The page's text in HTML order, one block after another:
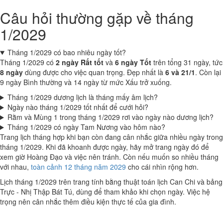
Câu hỏi thường gặp về tháng
1/2029
Tháng 1/2029 có bao nhiêu ngày tốt?
Tháng 1/2029 có 2 ngày Rất tốt và 6 ngày Tốt trên tổng 31 ngày, tức
8 ngày dùng được cho việc quan trọng. Đẹp nhất là 6 và 21/1. Còn lại
9 ngày Bình thường và 14 ngày từ mức Xấu trở xuống.
Tháng 1/2029 dương lịch là tháng mấy âm lịch?
Ngày nào tháng 1/2029 tốt nhất để cưới hỏi?
Rằm và Mùng 1 trong tháng 1/2029 rơi vào ngày nào dương lịch?
Tháng 1/2029 có ngày Tam Nương vào hôm nào?
Trang lịch tháng hợp khi bạn còn đang cân nhắc giữa nhiều ngày trong
tháng 1/2029. Khi đã khoanh được ngày, hãy mở trang ngày đó để
xem giờ Hoàng Đạo và việc nên tránh. Còn nếu muốn so nhiều tháng
với nhau, toàn cảnh 12 tháng năm 2029 cho cái nhìn rộng hơn.
Lịch tháng 1/2029 trên trang tính bằng thuật toán lịch Can Chi và bảng
Trực - Nhị Thập Bát Tú, dùng để tham khảo khi chọn ngày. Việc hệ
trọng nên cân nhắc thêm điều kiện thực tế của gia đình.